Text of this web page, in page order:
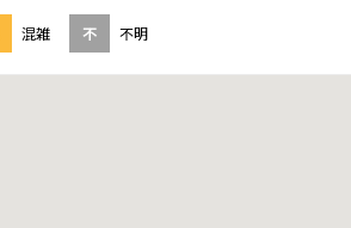
混雑 不 不明